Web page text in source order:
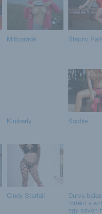
Milfparádé Stephy
Kimberly Sophie
Cindy Starfall Durva
történt a
egy sávon